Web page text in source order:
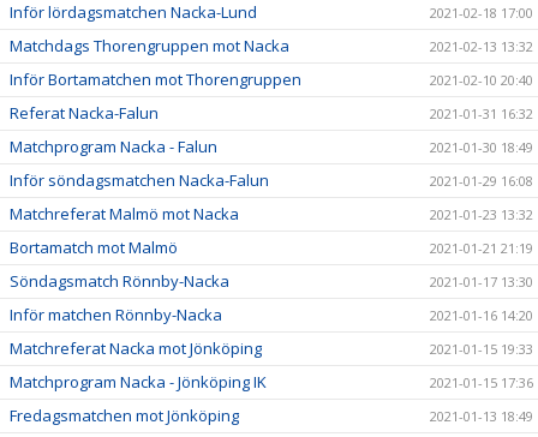
Inför lördagsmatchen Nacka-Lund 2021-02-18 17:00
Matchdags Thorengruppen mot Nacka 2021-02-13 13:32
Inför Bortamatchen mot Thorengruppen 2021-02-10 20:40
Referat Nacka-Falun 2021-01-31 16:32
Matchprogram Nacka - Falun 2021-01-30 18:49
Inför söndagsmatchen Nacka-Falun 2021-01-29 16:08
Matchreferat Malmö mot Nacka 2021-01-23 13:32
Bortamatch mot Malmö 2021-01-21 21:19
Söndagsmatch Rönnby-Nacka 2021-01-17 13:30
Inför matchen Rönnby-Nacka 2021-01-16 14:20
Matchreferat Nacka mot Jönköping 2021-01-15 19:33
Matchprogram Nacka - Jönköping IK 2021-01-15 17:36
Fredagsmatchen mot Jönköping 2021-01-13 18:49